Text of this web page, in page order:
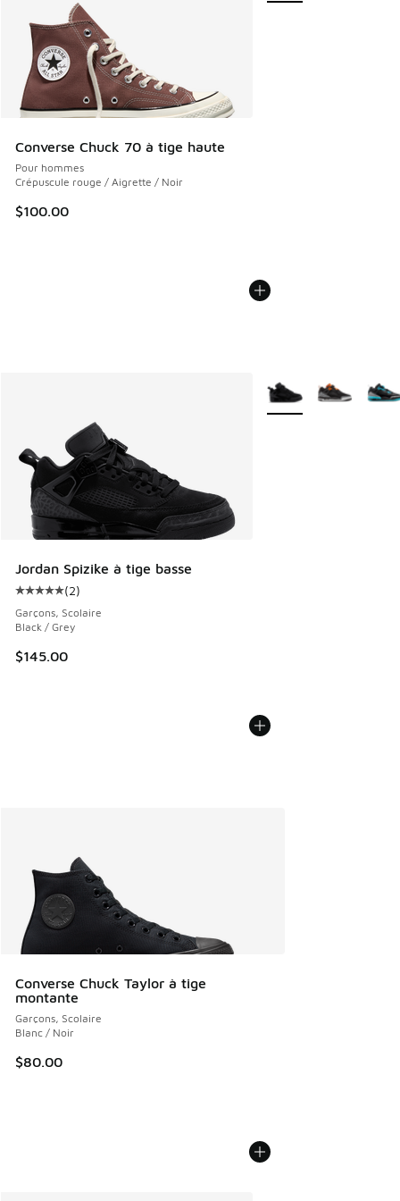
Converse Chuck 70 à tige haute
Pour hommes
Crépuscule rouge / Aigrette / Noir
$100.00
Jordan Spizike à tige basse
Cote moyenne du client - [5 sur 5 étoiles], 2 commentaires
(2)
Garçons, Scolaire
Black / Grey
$145.00
Plus de couleurs
Converse Chuck Taylor à tige
montante
Garçons, Scolaire
Blanc / Noir
$80.00